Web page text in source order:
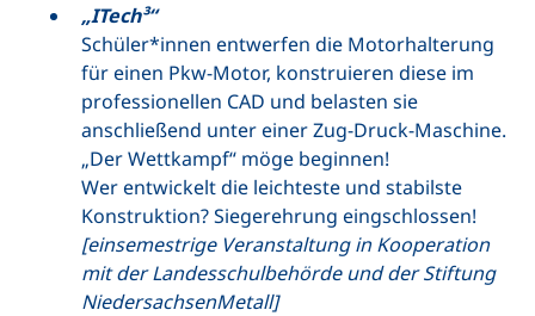
„ITech³“
Schüler*innen entwerfen die Motorhalterung
für einen Pkw-Motor, konstruieren diese im
professionellen CAD und belasten sie
anschließend unter einer Zug-Druck-Maschine.
„Der Wettkampf“ möge beginnen!
Wer entwickelt die leichteste und stabilste
Konstruktion? Siegerehrung eingschlossen!
[einsemestrige Veranstaltung in Kooperation
mit der Landesschulbehörde und der Stiftung
NiedersachsenMetall]